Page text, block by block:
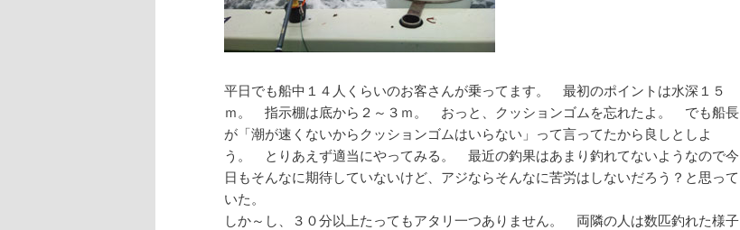
平日でも船中１４人くらいのお客さんが乗ってます。 最初のポイントは水深１５
ｍ。 指示棚は底から２～３ｍ。 おっと、クッションゴムを忘れたよ。 でも船長
が「潮が速くないからクッションゴムはいらない」って言ってたから良しとしよ
う。 とりあえず適当にやってみる。 最近の釣果はあまり釣れてないようなので今
日もそんなに期待していないけど、アジならそんなに苦労はしないだろう？と思って
いた。
しか～し、３０分以上たってもアタリ一つありません。 両隣の人は数匹釣れた様子